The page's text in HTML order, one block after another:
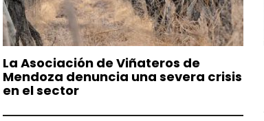
La Asociación de Viñateros de
Mendoza denuncia una severa crisis
en el sector